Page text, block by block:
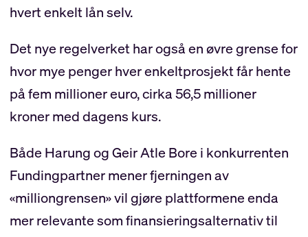
hvert enkelt lån selv.
Det nye regelverket har også en øvre grense for
hvor mye penger hver enkeltprosjekt får hente
på fem millioner euro, cirka 56,5 millioner
kroner med dagens kurs.
Både Harung og Geir Atle Bore i konkurrenten
Fundingpartner mener fjerningen av
«milliongrensen» vil gjøre plattformene enda
mer relevante som finansieringsalternativ til